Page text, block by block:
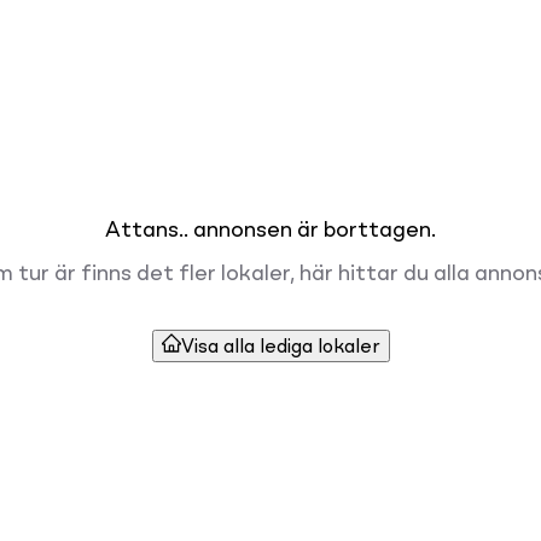
Attans.. annonsen är borttagen.
tur är finns det fler lokaler, här hittar du alla
Visa alla lediga lokaler